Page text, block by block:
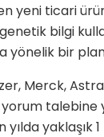
yeni ticari
bilgi
yönelik bir
Merck,
talebine
yılda yaklaşık